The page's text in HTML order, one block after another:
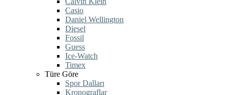
Casio
Daniel Wellington
Diesel
Fossil
Guess
Ice-Watch
Timex
Türe Göre
Spor Dalları
Kronograflar